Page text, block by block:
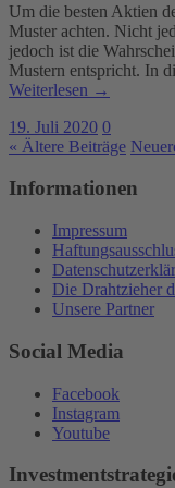
Um die besten Aktien
Muster achten. Nicht
jedoch ist die
Mustern entspricht. In
Weiterlesen →
19. Juli 2020 0
« Ältere Beiträge
Informationen
Impressum
Die Drahtzieher
Unsere Partner
Social Media
Facebook
Instagram
Youtube